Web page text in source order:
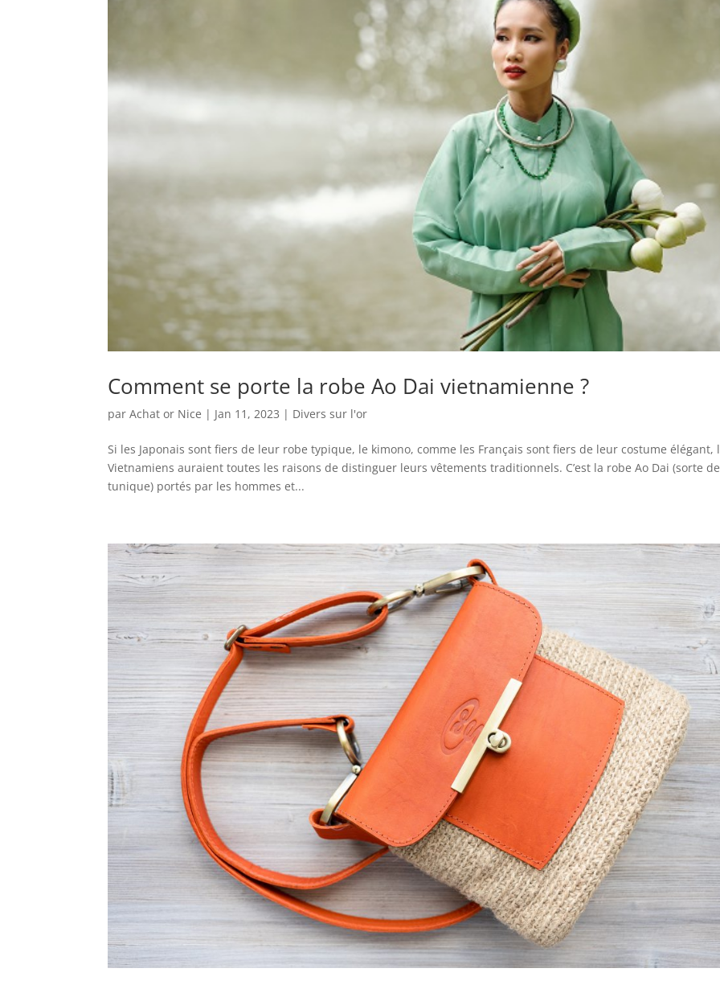
Comment se porte la robe Ao Dai vietnamienne ?
parAchat or Nice | Jan 11, 2023 | Divers sur l'or
Si les Japonais sont fiers de leur robe typique, le kimono, comme les Français sont fiers de leur costume élégant,
Vietnamiens auraient toutes les raisons de distinguer leurs vêtements traditionnels. C’est la robe Ao Dai (sorte de
tunique) portés par les hommes et...